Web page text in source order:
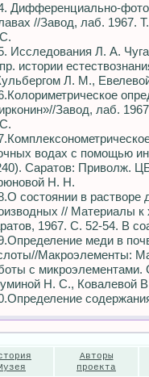
Дифференциально-
//Завод, лаб. 1967.
Исследования Л. А.
истории
Л. М.,
Завод, лаб.
водах с помощью
Саратов: Приволж.
Н. Н.
состоянии в растворе
// Материалы
1967. С. 52-54. В
меди в
Макроэлементы:
с микроэлементами.
Н. С., Ковалевой
Авторы
проекта